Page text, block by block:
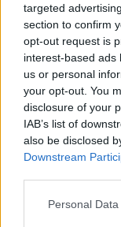
targeted
section to confirm
opt-out request is
interest-based ads
us or personal
your opt-out. You
disclosure of your
IAB’s list of
also be disclosed
Downstream
Personal
El 25 de
-Día Mundial
-Día Mundial
-Día Mundial
-Día
-Día Mundial
Día